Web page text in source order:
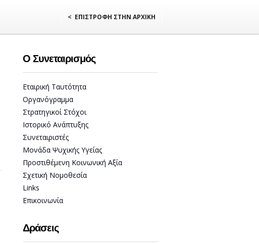
< ΕΠΙΣΤΡΟΦΗ ΣΤΗΝ ΑΡΧΙΚΗ
Ο Συνεταιρισμός
Εταιρική Ταυτότητα
Οργανόγραμμα
Στρατηγικοί Στόχοι
Ιστορικό Ανάπτυξης
Συνεταιριστές
Μονάδα Ψυχικής Υγείας
Προστιθέμενη Κοινωνική Αξία
Σχετική Νομοθεσία
Links
Επικοινωνία
Δράσεις